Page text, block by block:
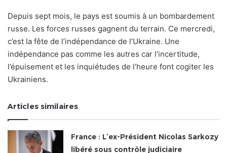
Depuis sept mois, le pays est soumis à un bombardement
russe. Les forces russes gagnent du terrain. Ce mercredi,
c’est la fête de l’indépendance de l’Ukraine. Une
indépendance pas comme les autres car l’incertitude,
l’épuisement et les inquiétudes de l’heure font cogiter les
Ukrainiens.
Articles similaires
France : L’ex-Président Nicolas Sarkozy
libéré sous contrôle judiciaire